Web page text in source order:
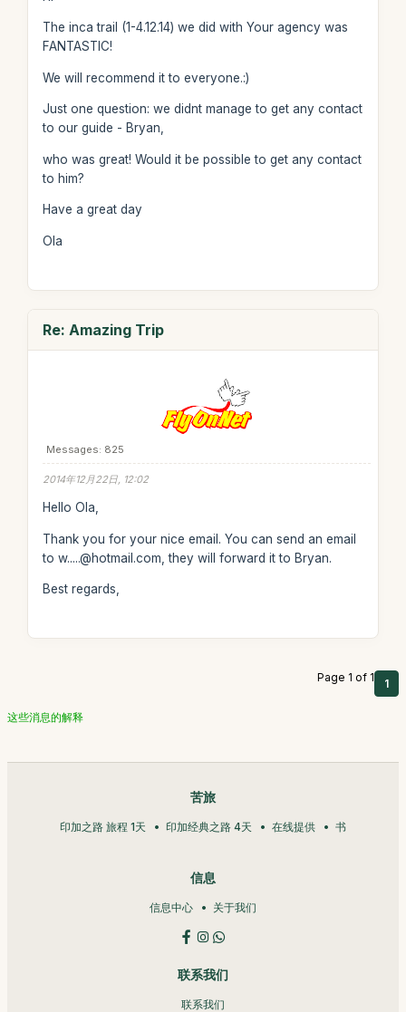
The inca trail (1-4.12.14) we did with Your agency was
FANTASTIC!
We will recommend it to everyone.:)
Just one question: we didnt manage to get any contact
to our guide - Bryan,
who was great! Would it be possible to get any contact
to him?
Have a great day
Ola
Re: Amazing Trip
Messages: 825
2014年12月22日, 12:02
Hello Ola,
Thank you for your nice email. You can send an email
to w.....@hotmail.com, they will forward it to Bryan.
Best regards,
Page 1 of 1 1
这些消息的解释
苦旅
印加之路 旅程 1天 印加经典之路 4天 在线提供 书
信息
信息中心 关于我们
联系我们
联系我们